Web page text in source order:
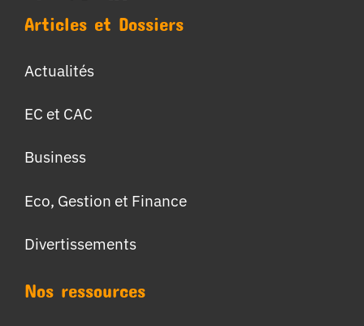
Articles et Dossiers
Actualités
EC et CAC
Business
Eco, Gestion et Finance
Divertissements
Nos ressources